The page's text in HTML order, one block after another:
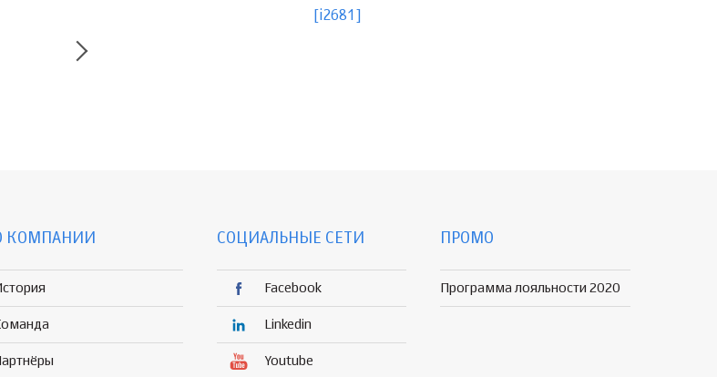
[i2681]
КОМПАНИИ СОЦИАЛЬНЫЕ СЕТИ
Facebook
Linkedin
Youtube
ПРОМО
Программа лояльности 2020